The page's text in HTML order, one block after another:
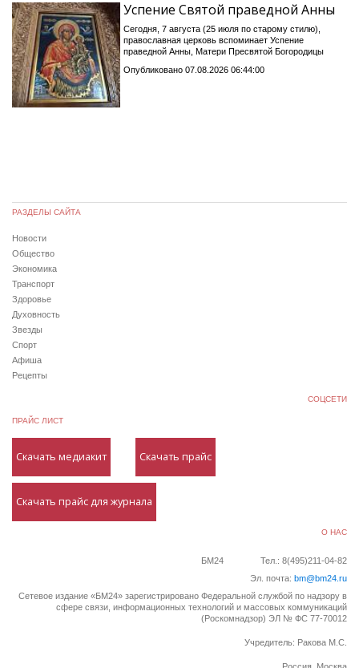
Успение Святой праведной Анны
Сегодня, 7 августа (25 июля по старому стилю),
православная церковь вспоминает Успение
праведной Анны, Матери Пресвятой Богородицы
Опубликовано 07.08.2026 06:44:00
РАЗДЕЛЫ САЙТА
Новости
Общество
Экономика
Транспорт
Здоровье
Духовность
Звезды
Спорт
Афиша
Рецепты
СОЦСЕТИ
ПРАЙС ЛИСТ
Скачать медиакит Скачать прайс
Скачать прайс для журнала
О НАС
БМ24
Тел.: 8(495)211-04-82
Эл. почта: bm@bm24.ru
Сетевое издание «БМ24» зарегистрировано Федеральной службой по надзору в
сфере связи, информационных технологий и массовых коммуникаций
(Роскомнадзор) ЭЛ № ФС 77-70012
Учредитель: Ракова М.С.